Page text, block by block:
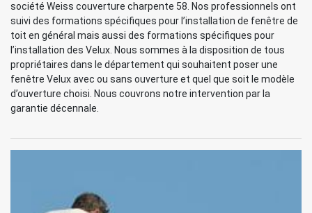
société Weiss couverture charpente 58. Nos professionnels ont
suivi des formations spécifiques pour l’installation de fenêtre de
toit en général mais aussi des formations spécifiques pour
l’installation des Velux. Nous sommes à la disposition de tous
propriétaires dans le département qui souhaitent poser une
fenêtre Velux avec ou sans ouverture et quel que soit le modèle
d’ouverture choisi. Nous couvrons notre intervention par la
garantie décennale.